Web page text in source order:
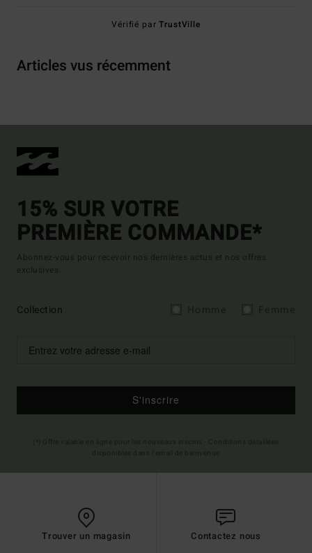
Vérifié parTrustVille
Articles vus récemment
15% SUR VOTRE
PREMIÈRE COMMANDE*
Abonnez-vous pour recevoir nos dernières actus et nos offres
exclusives.
Collection
S'inscrire
Trouver un magasin Contactez nous